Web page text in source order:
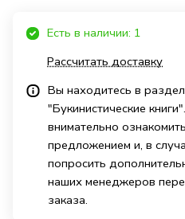
Есть в наличии: 1
Рассчитать доставку
Вы находитесь в
"Букинистические
внимательно
предложением и, в
попросить
наших менеджеров
заказа.